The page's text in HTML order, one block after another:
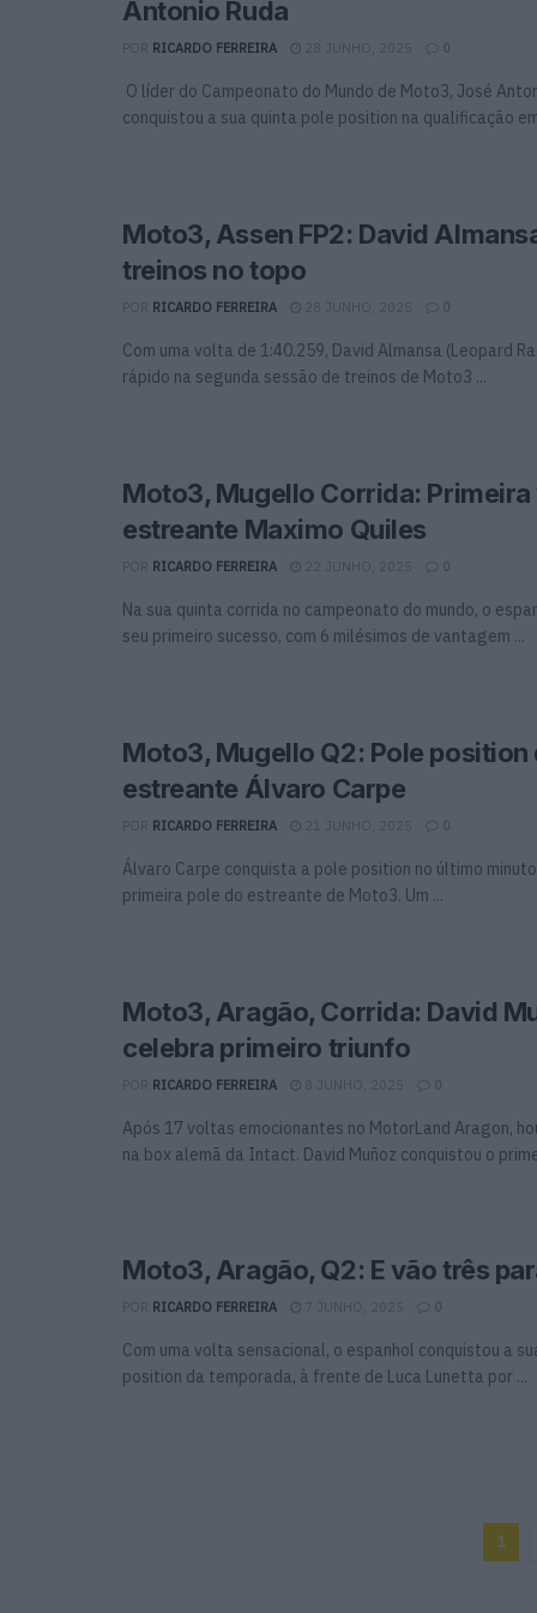
Antonio Ruda
RICARDO FERREIRA 28 JUNHO, 2025 0
O líder do Campeonato do Mundo de Moto3, José
conquistou a sua quinta pole position na qualificação
Moto3, Assen FP2: David
treinos no topo
RICARDO FERREIRA 28 JUNHO, 2025 0
Com uma volta de 1:40.259, David Almansa (Leopard
rápido na segunda sessão de treinos de Moto3 ...
Moto3, Mugello Corrida:
estreante Maximo Quiles
RICARDO FERREIRA 22 JUNHO, 2025 0
Na sua quinta corrida no campeonato do mundo, o
seu primeiro sucesso, com 6 milésimos de vantagem ...
Moto3, Mugello Q2: Pole position
estreante Álvaro Carpe
RICARDO FERREIRA 21 JUNHO, 2025 0
Álvaro Carpe conquista a pole position no último minuto
primeira pole do estreante de Moto3. Um ...
Moto3, Aragão, Corrida: David
celebra primeiro triunfo
RICARDO FERREIRA 8 JUNHO, 2025 0
Após 17 voltas emocionantes no MotorLand Aragon,
na box alemã da Intact. David Muñoz conquistou o
Moto3, Aragão, Q2: E vão três
RICARDO FERREIRA 7 JUNHO, 2025 0
Com uma volta sensacional, o espanhol conquistou a
position da temporada, à frente de Luca Lunetta por ...
1